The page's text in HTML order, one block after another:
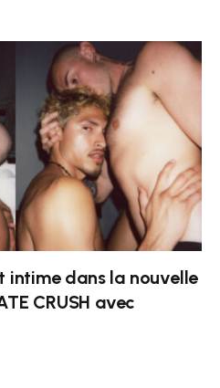
intime dans la nouvelle
CRUSH avec